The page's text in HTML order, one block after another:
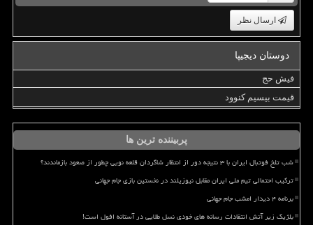
ارسال نظر
دوستان دیجیپا
فیش حج
قیمت بیسیم کنوود
پربیننده ترین ها
شب تلخ فوتبال ایران با ۳ نتیجه دور از انتظار شاگردان قلعه نویی چطور از صعود بازماندند؟
ترکیب احتمالی تیم ملی ایران مقابل نیوزیلند در نخستین بازی جام جهانی
برنامه ۴ دیدار امشب جام جهانی
بلژیک زیر آتش انتقادات رسانه های خودی نسل طلایی در آستانه افول است!